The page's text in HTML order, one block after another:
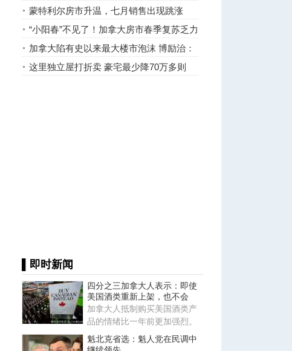
高，涨11%
蒙特利尔房市升温，七月销售出现跳涨
“小阳春”不见了！加拿大房市春季复苏乏力
加拿大陷有史以来最大楼市泡沫 博励治：
恐是“双输局面”
这里独立屋打折卖 豪宅最少降70万多则
▌即时新闻
四分之三加拿大人表示：即使
美国酒类重新上架，也不会
加拿大人抵制购买美国酒类产
品的情绪比一年前更加强烈。
Nanos Research专门为CTV
News
魁北克省选：魁人党在民调中